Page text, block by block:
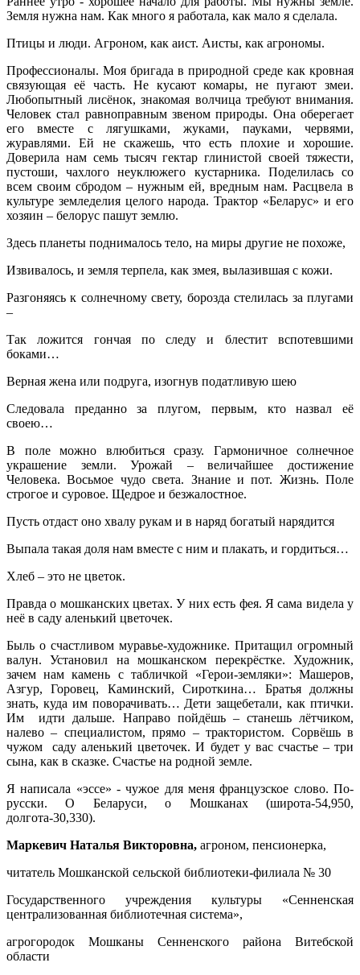
Земля нужна нам. Как много я работала, как мало я сделала.
Птицы и люди. Агроном, как аист. Аисты, как агрономы.
Профессионалы. Моя бригада в природной среде как кровная
связующая её часть. Не кусают комары, не пугают змеи.
Любопытный лисёнок, знакомая волчица требуют внимания.
Человек стал равноправным звеном природы. Она оберегает
его вместе с лягушками, жуками, пауками, червями,
журавлями. Ей не скажешь, что есть плохие и хорошие.
Доверила нам семь тысяч гектар глинистой своей тяжести,
пустоши, чахлого неуклюжего кустарника. Поделилась со
всем своим сбродом – нужным ей, вредным нам. Расцвела в
культуре земледелия целого народа. Трактор «Беларус» и его
хозяин – белорус пашут землю.
Здесь планеты поднималось тело, на миры другие не похоже,
Извивалось, и земля терпела, как змея, вылазившая с кожи.
Разгоняясь к солнечному свету, борозда стелилась за плугами
–
Так ложится гончая по следу и блестит вспотевшими
боками…
Верная жена или подруга, изогнув податливую шею
Следовала преданно за плугом, первым, кто назвал её
своею…
В поле можно влюбиться сразу. Гармоничное солнечное
украшение земли. Урожай – величайшее достижение
Человека. Восьмое чудо света. Знание и пот. Жизнь. Поле
строгое и суровое. Щедрое и безжалостное.
Пусть отдаст оно хвалу рукам и в наряд богатый нарядится
Выпала такая доля нам вместе с ним и плакать, и гордиться…
Хлеб – это не цветок.
Правда о мошканских цветах. У них есть фея. Я сама видела у
неё в саду аленький цветочек.
Быль о счастливом муравье-художнике. Притащил огромный
валун. Установил на мошканском перекрёстке. Художник,
зачем нам камень с табличкой «Герои-земляки»: Машеров,
Азгур, Горовец, Каминский, Сироткина… Братья должны
знать, куда им поворачивать… Дети защебетали, как птички.
Им идти дальше. Направо пойдёшь – станешь лётчиком,
налево – специалистом, прямо – трактористом. Сорвёшь в
чужом саду аленький цветочек. И будет у вас счастье – три
сына, как в сказке. Счастье на родной земле.
Я написала «эссе» - чужое для меня французское слово. По-
русски. О Беларуси, о Мошканах (широта-54,950,
долгота-30,330).
Маркевич Наталья Викторовна, агроном, пенсионерка,
читатель Мошканской сельской библиотеки-филиала № 30
Государственного учреждения культуры «Сенненская
централизованная библиотечная система»,
агрогородок Мошканы Сенненского района Витебской
области